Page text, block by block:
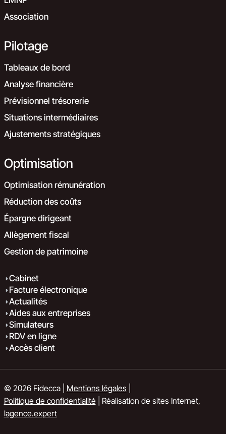
Association
Pilotage
Tableaux de bord
Analyse financière
Prévisionnel trésorerie
Situations intermédiaires
Ajustements stratégiques
Optimisation
Optimisation rémunération
Réduction des coûts
Épargne dirigeant
Allègement fiscal
Gestion de patrimoine
Cabinet
Facture électronique
Actualités
Aides aux entreprises
Simulateurs
RDV en ligne
Accès client
© 2026 Fidecca | Mentions légales|
Politique de confidentialité| Réalisation de sites Internet,
lagence.expert